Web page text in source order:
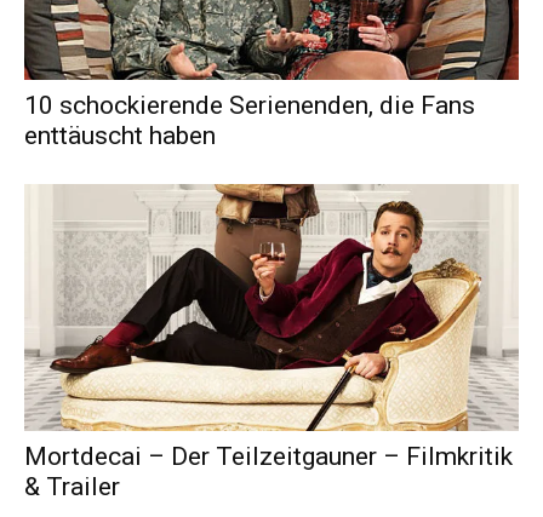
10 schockierende Serienenden, die Fans
enttäuscht haben
Mortdecai – Der Teilzeitgauner – Filmkritik
& Trailer